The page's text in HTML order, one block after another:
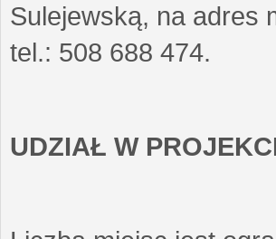
Sulejewską, na adres
tel.: 508 688 474.
UDZIAŁ W